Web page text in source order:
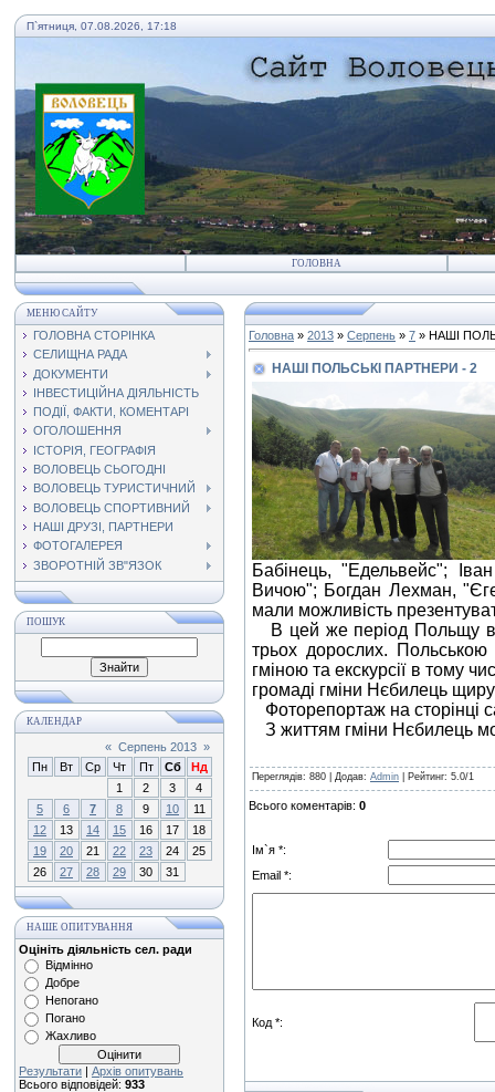
П`ятниця, 07.08.2026, 17:18
ГОЛОВНА
МЕНЮ САЙТУ
ГОЛОВНА СТОРІНКА
СЕЛИЩНА РАДА
ДОКУМЕНТИ
ІНВЕСТИЦІЙНА ДІЯЛЬНІСТЬ
ПОДІЇ, ФАКТИ, КОМЕНТАРІ
ОГОЛОШЕННЯ
ІСТОРІЯ, ГЕОГРАФІЯ
ВОЛОВЕЦЬ СЬОГОДНІ
ВОЛОВЕЦЬ ТУРИСТИЧНИЙ
ВОЛОВЕЦЬ СПОРТИВНИЙ
НАШІ ДРУЗІ, ПАРТНЕРИ
ФОТОГАЛЕРЕЯ
ЗВОРОТНІЙ ЗВ"ЯЗОК
ПОШУК
КАЛЕНДАР
« Серпень 2013 »
Пн
Вт Ср Чт Пт Сб
Нд
1
2 3
4
5
6 7 8 9 10
11
12
13 14 15 16 17
18
19
20 21 22 23 24
25
26
27 28 29 30 31
НАШЕ ОПИТУВАННЯ
Оцініть діяльність сел. ради
Відмінно
Добре
Непогано
Погано
Жахливо
Результати | Архів опитувань
Всього відповідей: 933
Головна » 2013 » Серпень » 7 » НАШІ
НАШІ ПОЛЬСЬКІ ПАРТНЕРИ - 2
Бабінець, "Едельвейс";
Вичою"; Богдан Лехман,
мали можливість
В цей же період Польщу
трьох дорослих. Польською
гміною та екскурсії в тому
громаді гміни Нєбилець щиру
Фоторепортаж на сторінці
З життям гміни Нєбилець
Переглядів: 880 | Додав: Admin Рейтинг: 5.0/1
Всього коментарів: 0
Ім`я *:
Email *:
Код *: